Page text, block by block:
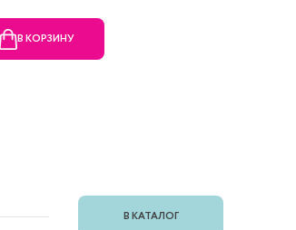
В КОРЗИНУ
В КАТАЛОГ